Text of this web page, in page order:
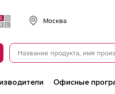
Москва
Офисные